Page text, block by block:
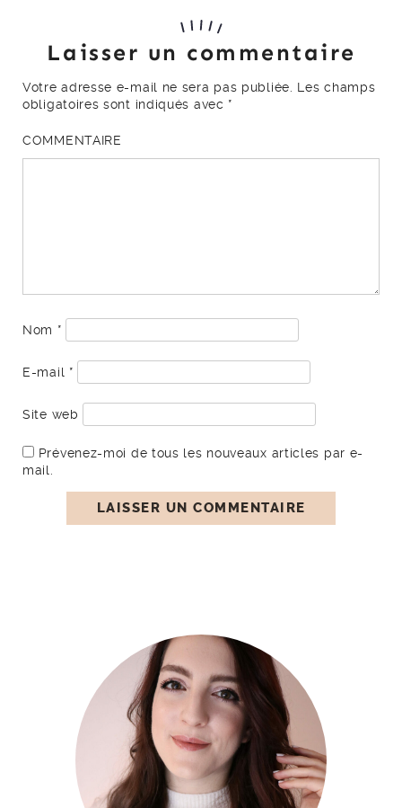
Laisser un commentaire
Votre adresse e-mail ne sera pas publiée.
Les champs
obligatoires sont indiqués avec *
COMMENTAIRE
Nom *
E-mail *
Site web
Prévenez-moi de tous les nouveaux articles par e-
mail.